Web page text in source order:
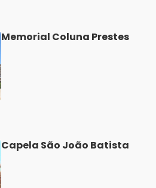
Memorial Coluna Prestes
Capela São João Batista